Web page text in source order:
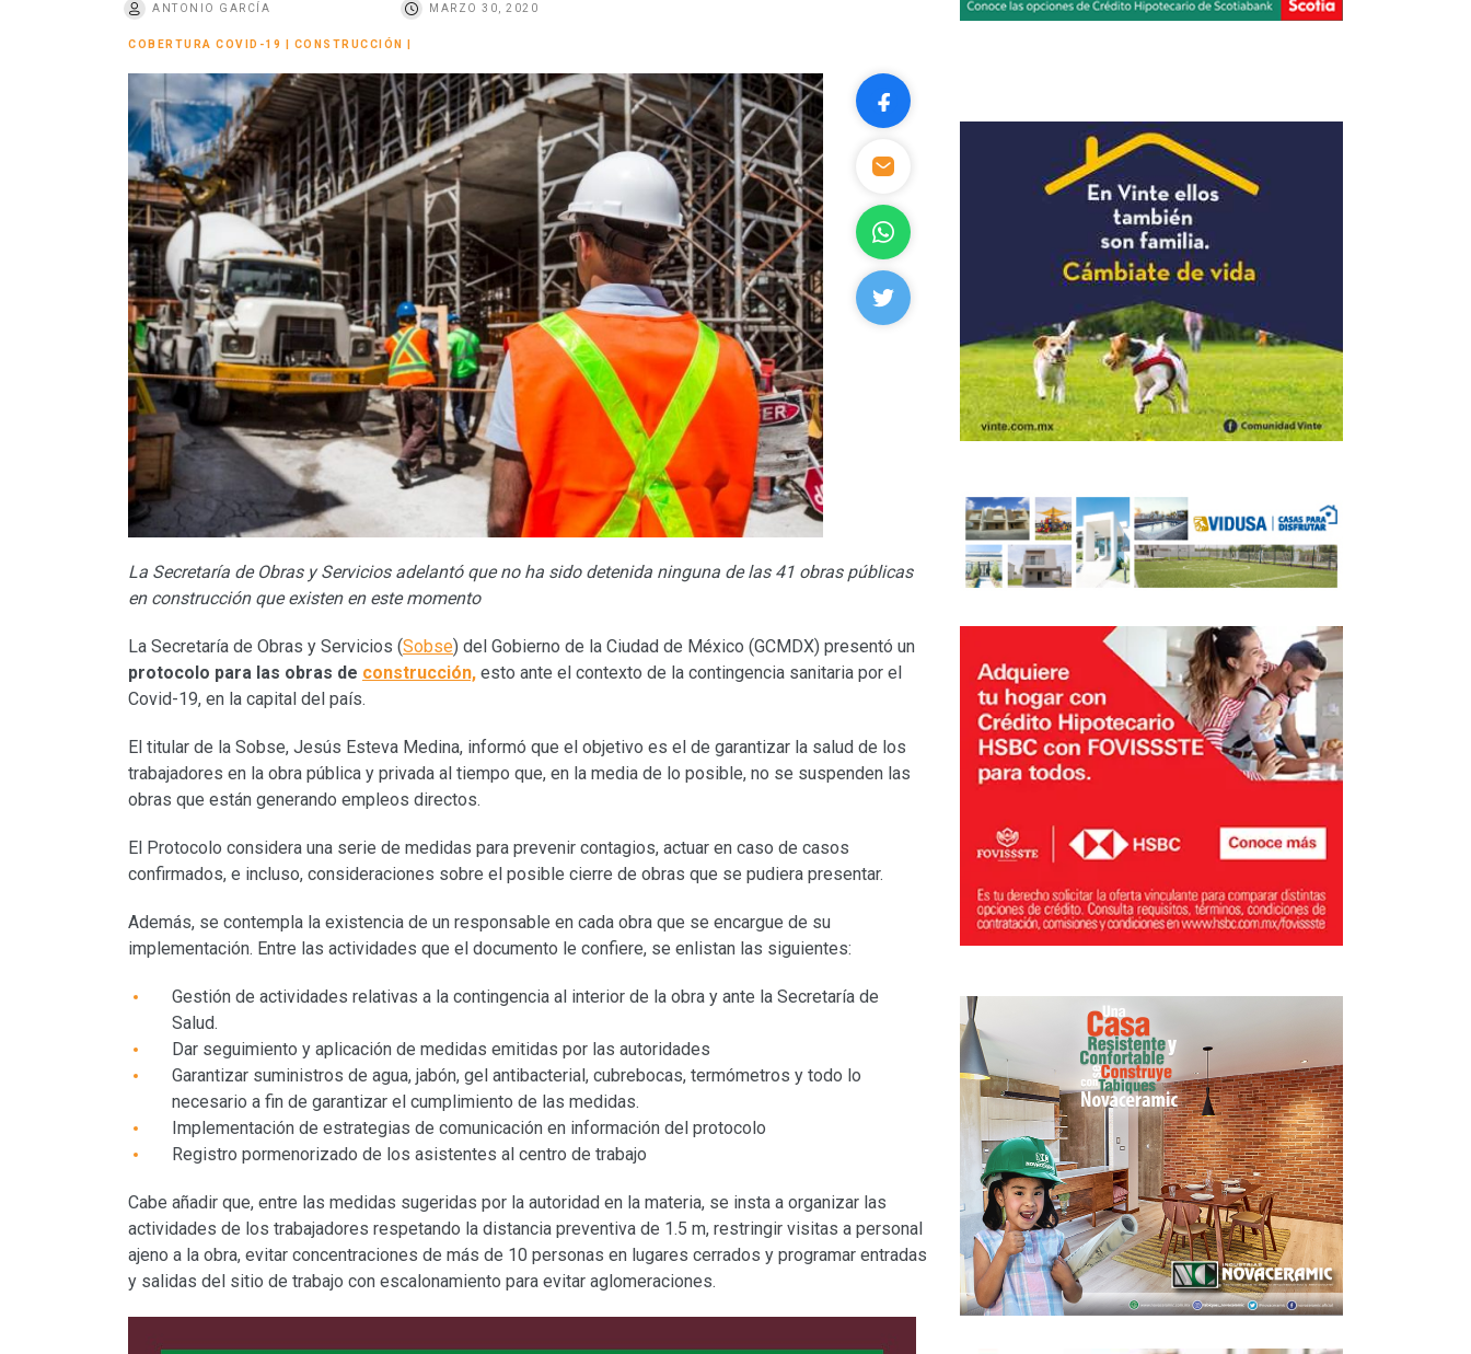
ANTONIO GARCÍA MARZO 30, 2020
COBERTURA COVID-19 CONSTRUCCIÓN
La Secretaría de Obras y Servicios adelantó que no ha sido detenida ninguna de las 41 obras públicas
en construcción que existen en este momento
La Secretaría de Obras y Servicios (Sobse) del Gobierno de la Ciudad de México (GCMDX) presentó un
protocolo para las obras de construcción, esto ante el contexto de la contingencia sanitaria por el
Covid-19, en la capital del país.
El titular de la Sobse, Jesús Esteva Medina, informó que el objetivo es el de garantizar la salud de los
trabajadores en la obra pública y privada al tiempo que, en la media de lo posible, no se suspenden las
obras que están generando empleos directos.
El Protocolo considera una serie de medidas para prevenir contagios, actuar en caso de casos
confirmados, e incluso, consideraciones sobre el posible cierre de obras que se pudiera presentar.
Además, se contempla la existencia de un responsable en cada obra que se encargue de su
implementación. Entre las actividades que el documento le confiere, se enlistan las siguientes:
Gestión de actividades relativas a la contingencia al interior de la obra y ante la Secretaría de
Salud.
Dar seguimiento y aplicación de medidas emitidas por las autoridades
Garantizar suministros de agua, jabón, gel antibacterial, cubrebocas, termómetros y todo lo
necesario a fin de garantizar el cumplimiento de las medidas.
Implementación de estrategias de comunicación en información del protocolo
Registro pormenorizado de los asistentes al centro de trabajo
Cabe añadir que, entre las medidas sugeridas por la autoridad en la materia, se insta a organizar las
actividades de los trabajadores respetando la distancia preventiva de 1.5 m, restringir visitas a personal
ajeno a la obra, evitar concentraciones de más de 10 personas en lugares cerrados y programar entradas
y salidas del sitio de trabajo con escalonamiento para evitar aglomeraciones.